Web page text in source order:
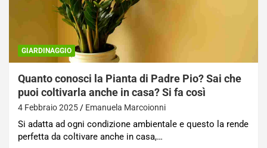
GIARDINAGGIO
Quanto conosci la Pianta di Padre Pio? Sai che
puoi coltivarla anche in casa? Si fa così
4 Febbraio 2025 Emanuela Marcoionni
Si adatta ad ogni condizione ambientale e questo la rende
perfetta da coltivare anche in casa,…